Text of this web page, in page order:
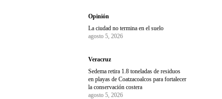
Opinión
La ciudad no termina en el suelo
agosto 5, 2026
Veracruz
Sedema retira 1.8 toneladas de residuos
en playas de Coatzacoalcos para fortalecer
la conservación costera
agosto 5, 2026